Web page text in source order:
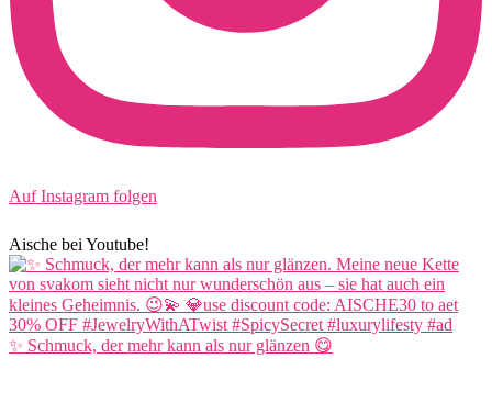
Auf Instagram folgen
Aische bei Youtube!
✨ Schmuck, der mehr kann als nur glänzen 😋